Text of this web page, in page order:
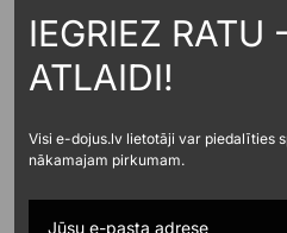
Lietotās
IEGRIEZ RATU
ATLAIDI!
Visi e-dojus.lv lietotāji var piedalīties
nākamajam pirkumam.